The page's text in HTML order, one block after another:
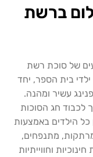
ברשת
של סוכת רשת
בית הספר, יחד
עשיר ומהנה.
לכבוד חג הסוכות
כל הילדים באמצעות
מתנפחים,
וחווייתיות